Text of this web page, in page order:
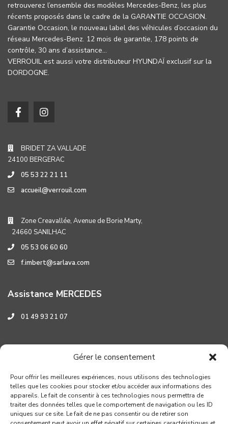
Gérer le consentement
Pour offrir les meilleures expériences, nous utilisons des technologies
telles que les cookies pour stocker et/ou accéder aux informations des
appareils. Le fait de consentir à ces technologies nous permettra de
traiter des données telles que le comportement de navigation ou les ID
uniques sur ce site. Le fait de ne pas consentir ou de retirer son
retrouverez l’ensemble des modèles Mercedes-Benz, les plus
récents proposés dans le cadre de la GARANTIE OCCASION.
Garantie Occasion, le nouveau label des véhicules d’occasion du
réseau Mercedes-Benz. 12 mois de garantie, 178 points de
contrôle, 30 ans d’assistance…
VERROUIL est aussi votre distributeur HYUNDAÏ exclusif sur la
DORDOGNE.
BRIDET ZA VALLADE
24100 BERGERAC
05 53 22 21 11
accueil@verrouil.com
Zone Creavallée, Avenue de Borie Marty,
24660 SANILHAC
05 53 06 60 60
f.imbert@sarlava.com
Assistance MERCEDES
01 49 93 21 07
Assistance HYUNDAI